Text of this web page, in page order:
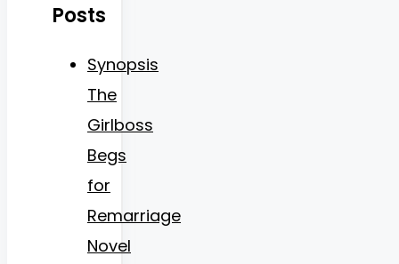
Posts
Synopsis
The
Girlboss
Begs
for
Remarriage
Novel